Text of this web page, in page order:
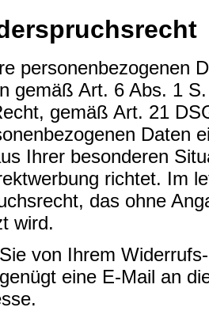
personenbezogenen
gemäß Art. 6 Abs. 1
gemäß Art. 21
Daten
Ihrer besonderen
richtet. Im
das ohne
wird.
von Ihrem
eine E-Mail an